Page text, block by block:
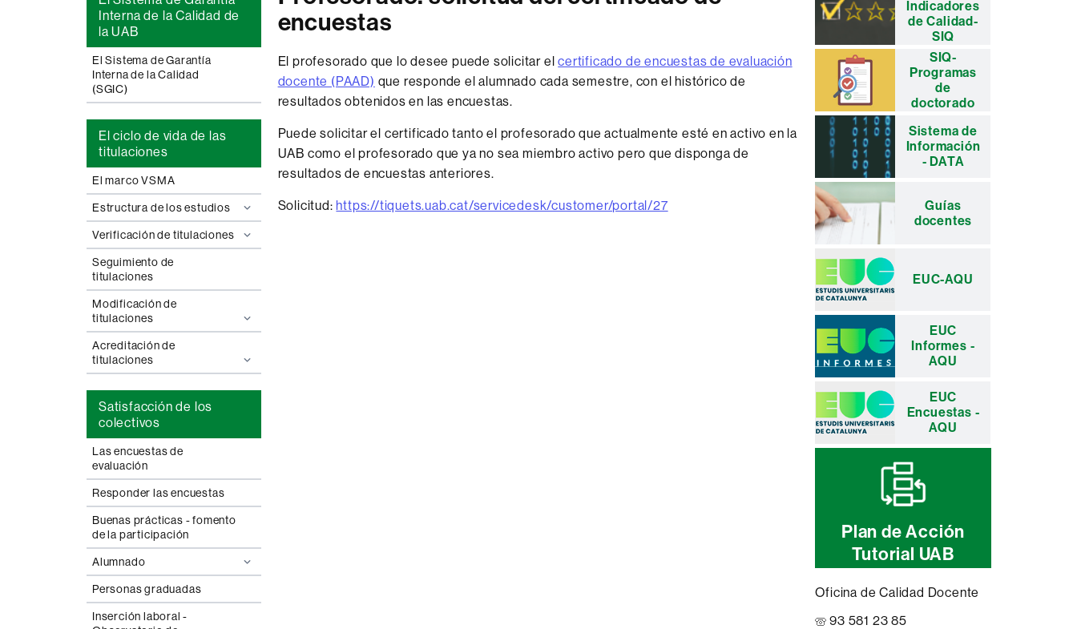
Interna de la Calidad de
la UAB
El Sistema de Garantía
Interna de la Calidad
(SGIC)
El ciclo de vida de las
titulaciones
El marco VSMA
Estructura de los estudios
Verificación de titulaciones
Seguimiento de
titulaciones
Modificación de
titulaciones
Acreditación de
titulaciones
Satisfacción de los
colectivos
Las encuestas de
evaluación
Responder las encuestas
Buenas prácticas - fomento
de la participación
Alumnado
Personas graduadas
Inserción laboral -
encuestas
El profesorado que lo desee puede solicitar elcertificado de encuestas de evaluación
docente (PAAD) que responde el alumnado cada semestre, con el histórico de
resultados obtenidos en las encuestas.
Puede solicitar el certificado tanto el profesorado que actualmente esté en activo en la
UAB como el profesorado que ya no sea miembro activo pero que disponga de
resultados de encuestas anteriores.
Solicitud: https://tiquets.uab.cat/servicedesk/customer/portal/27
complementaria
Indicadores
de Calidad-
SIQ
SIQ-
Programas
de
doctorado
Sistema de
Información
- DATA
Guías
docentes
EUC-AQU
EUC
Informes -
AQU
EUC
Encuestas -
AQU
Plan de Acción
Tutorial UAB
Oficina de Calidad Docente
93 581 23 85